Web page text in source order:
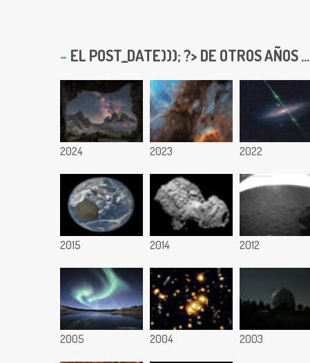
EL POST_DATE))); ?> DE OTROS AÑOS ...
2024 2023 2022
2015 2014 2012
2005 2004 2003